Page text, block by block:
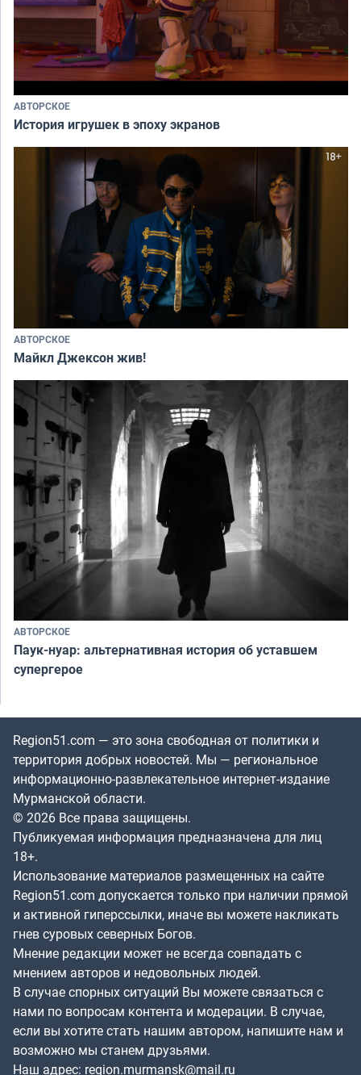
АВТОРСКОЕ
История игрушек в эпоху экранов
АВТОРСКОЕ
Майкл Джексон жив!
АВТОРСКОЕ
Паук-нуар: альтернативная история об уставшем
супергерое
Region51.com — это зона свободная от политики и
территория добрых новостей. Мы — региональное
информационно-развлекательное интернет-издание
Мурманской области.
© 2026 Все права защищены.
Публикуемая информация предназначена для лиц
18+.
Использование материалов размещенных на сайте
Region51.com допускается только при наличии прямой
и активной гиперссылки, иначе вы можете накликать
гнев суровых северных Богов.
Мнение редакции может не всегда совпадать с
мнением авторов и недовольных людей.
В случае спорных ситуаций Вы можете связаться с
нами по вопросам контента и модерации. В случае,
если вы хотите стать нашим автором, напишите нам и
возможно мы станем друзьями.
Наш адрес: region.murmansk@mail.ru